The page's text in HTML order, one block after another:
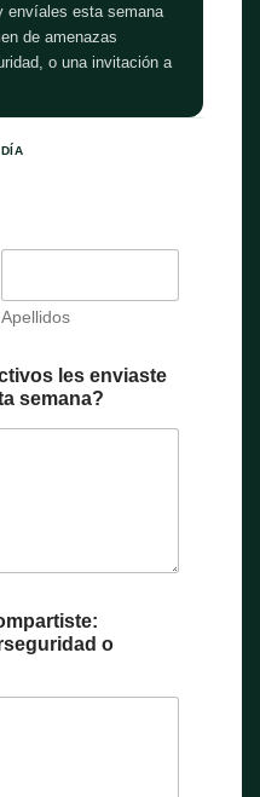
envíales esta semana
de amenazas
o una invitación a
Apellidos
les enviaste
semana?
o